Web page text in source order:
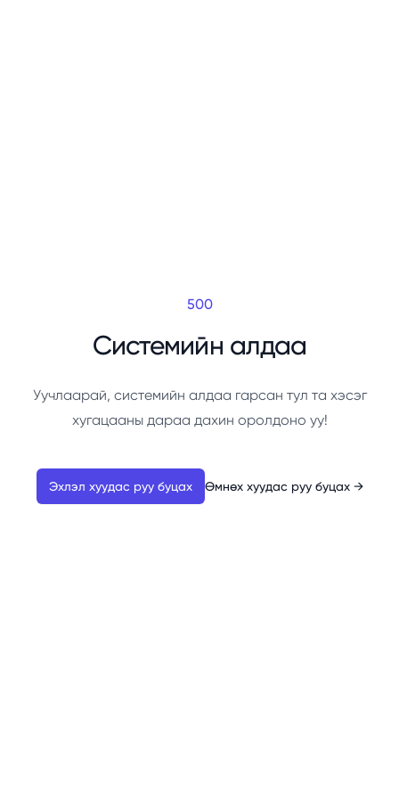
500
Системийн алдаа
Уучлаарай, системийн алдаа гарсан тул та хэсэг
хугацааны дараа дахин оролдоно уу!
Эхлэл хуудас руу буцах Өмнөх хуудас руу буцах →